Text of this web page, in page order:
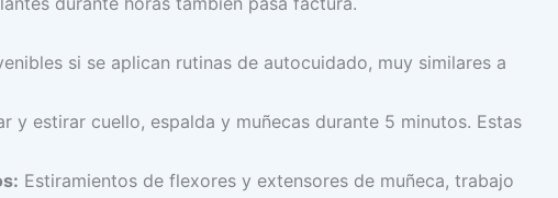
si se aplican rutinas de autocuidado, muy similares a
y estirar cuello, espalda y muñecas durante 5 minutos. Estas
Estiramientos de flexores y extensores de muñeca, trabajo